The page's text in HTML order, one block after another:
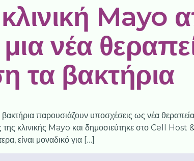
Mayo
νέα
τα βακτήρια
παρουσιάζουν υποσχέσεις ως νέα
της κλινικής Mayo και δημοσιεύτηκε στο Cell
είναι μοναδικό για […]